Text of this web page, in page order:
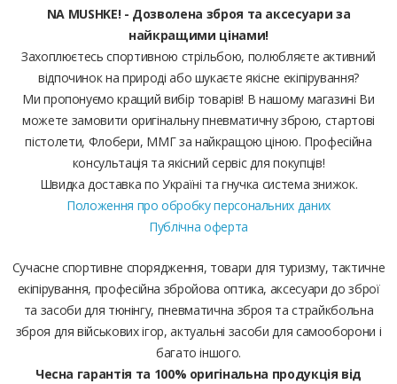
NA MUSHKE! - Дозволена зброя та аксесуари за
найкращими цінами!
Захоплюєтесь спортивною стрільбою, полюбляєте активний
відпочинок на природі або шукаєте якісне екіпірування?
Ми пропонуємо кращий вибір товарів! В нашому магазині Ви
можете замовити оригінальну пневматичну зброю, стартові
пістолети, Флобери, ММГ за найкращою ціною. Професійна
консультація та якісний сервіс для покупців!
Швидка доставка по Україні та гнучка система знижок.
Положення про обробку персональних даних
Публічна оферта
Сучасне спортивне спорядження, товари для туризму, тактичне
екіпірування, професійна збройова оптика, аксесуари до зброї
та засоби для тюнінгу, пневматична зброя та страйкбольна
зброя для військових ігор, актуальні засоби для самооборони і
багато іншого.
Чесна гарантія та 100% оригінальна продукція від